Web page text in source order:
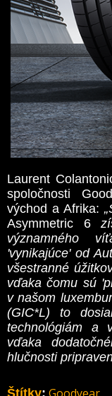
Laurent
spoločnosti
východ a Afrika:
Asymmetric 6
významného
'vynikajúce' od
všestranné
vďaka čomu sú
v našom
(GIC*L) to
technológiám a
vďaka
hlučnosti
Štítky: